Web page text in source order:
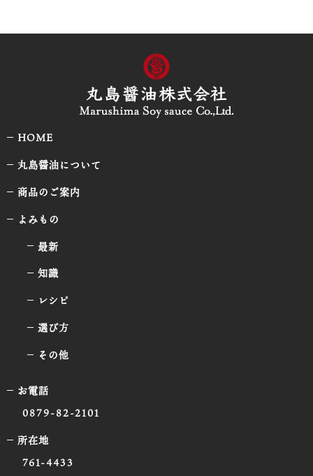
HOME
丸島醤油について
商品のご案内
よみもの
最新
知識
レシピ
選び方
その他
お電話
0879-82-2101
所在地
761-4433